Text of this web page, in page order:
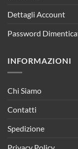
Dettagli Account
Password
INFORMAZIONI
Chi Siamo
Contatti
Spedizione